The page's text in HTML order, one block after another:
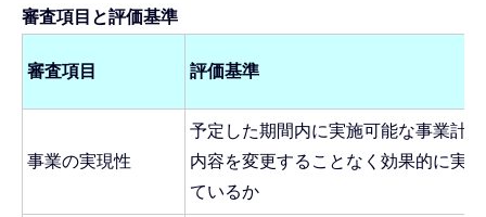
審査項目と評価基準
審査項目 評価基準
事業の実現性
予定した期間内に実施可能な事業計
内容を変更することなく効果的に実
ているか